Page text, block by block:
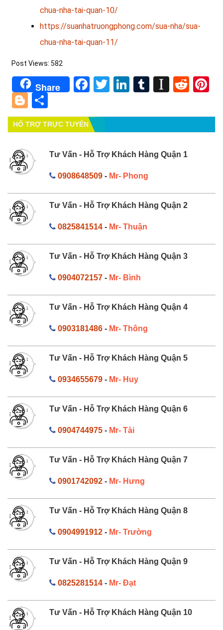
chua-nha-tai-quan-10/
https://suanhatruongphong.com/sua-nha/sua-
chua-nha-tai-quan-11/
Post Views: 582
Share Facebook
TwitterLinkedIn
Tumblr
Blogger
HỔ TRỢ TRỰC TUYẾN
Tư Vấn - Hỗ Trợ Khách Hàng Quận 1
0908648509- Mr- Phong
Tư Vấn - Hỗ Trợ Khách Hàng Quận 2
0825841514- Mr- Thuận
Tư Vấn - Hỗ Trợ Khách Hàng Quận 3
0904072157- Mr- Bình
Tư Vấn - Hỗ Trợ Khách Hàng Quận 4
0903181486- Mr- Thông
Tư Vấn - Hỗ Trợ Khách Hàng Quận 5
0934655679- Mr- Huy
Tư Vấn - Hỗ Trợ Khách Hàng Quận 6
0904744975- Mr- Tài
Tư Vấn - Hỗ Trợ Khách Hàng Quận 7
0901742092- Mr- Hưng
Tư Vấn - Hỗ Trợ Khách Hàng Quận 8
0904991912- Mr- Trường
Tư Vấn - Hỗ Trợ Khách Hàng Quận 9
0825281514- Mr- Đạt
Tư Vấn - Hỗ Trợ Khách Hàng Quận 10